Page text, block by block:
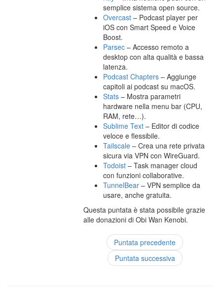
semplice sistema open source.
Overcast – Podcast player per
iOS con Smart Speed e Voice
Boost.
Parsec – Accesso remoto a
desktop con alta qualità e bassa
latenza.
Podcast Chapters – Aggiunge
capitoli ai podcast su macOS.
Stats – Mostra parametri
hardware nella menu bar (CPU,
RAM, rete…).
Sublime Text – Editor di codice
veloce e flessibile.
Tailscale – Crea una rete privata
sicura via VPN con WireGuard.
Todoist – Task manager cloud
con funzioni collaborative.
TunnelBear – VPN semplice da
usare, anche gratuita.
Questa puntata è stata possibile grazie
alle donazioni di Obi Wan Kenobi.
Puntata precedente
Puntata successiva